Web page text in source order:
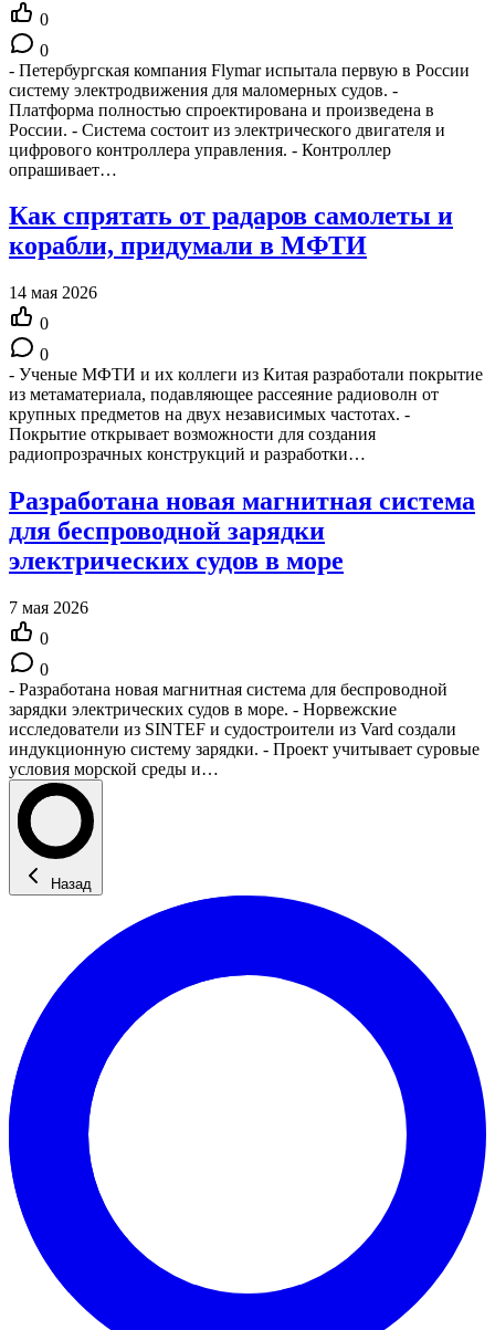
0
0
- Петербургская компания Flymar испытала первую в России
систему электродвижения для маломерных судов. -
Платформа полностью спроектирована и произведена в
России. - Система состоит из электрического двигателя и
цифрового контроллера управления. - Контроллер
опрашивает…
Как спрятать от радаров самолеты и
корабли, придумали в МФТИ
14 мая 2026
0
0
- Ученые МФТИ и их коллеги из Китая разработали покрытие
из метаматериала, подавляющее рассеяние радиоволн от
крупных предметов на двух независимых частотах. -
Покрытие открывает возможности для создания
радиопрозрачных конструкций и разработки…
Разработана новая магнитная система
для беспроводной зарядки
электрических судов в море
7 мая 2026
0
0
- Разработана новая магнитная система для беспроводной
зарядки электрических судов в море. - Норвежские
исследователи из SINTEF и судостроители из Vard создали
индукционную систему зарядки. - Проект учитывает суровые
условия морской среды и…
Назад